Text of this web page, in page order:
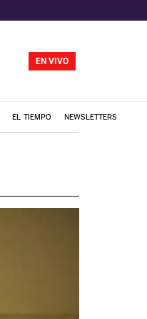
EN VIVO
EL TIEMPO NEWSLETTERS